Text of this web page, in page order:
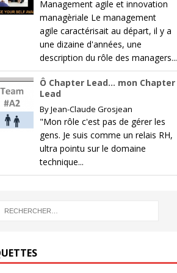
Management agile et innovation
managèriale Le management
agile caractérisait au départ, il y a
une dizaine d'années, une
description du rôle des managers...
Ô Chapter Lead… mon Chapter
Lead
ByJean-Claude Grosjean
"Mon rôle c'est pas de gérer les
gens. Je suis comme un relais RH,
ultra pointu sur le domaine
technique...